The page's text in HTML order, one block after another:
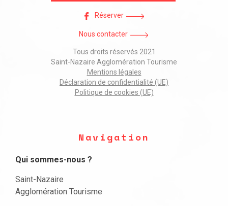
Réserver
Nous contacter
Tous droits réservés 2021
Saint-Nazaire Agglomération Tourisme
Mentions légales
Déclaration de confidentialité (UE)
Politique de cookies (UE)
Navigation
Qui sommes-nous ?
Saint-Nazaire
Agglomération Tourisme